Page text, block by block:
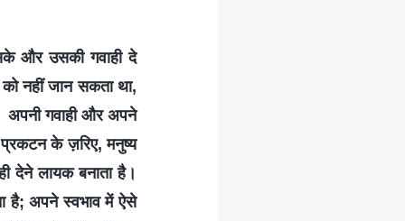
सके और उसकी गवाही दे
को नहीं जान सकता था,
अपनी गवाही और अपने
प्रकटन के ज़रिए, मनुष्य
देने लायक बनाता है।
है; अपने स्वभाव में ऐसे